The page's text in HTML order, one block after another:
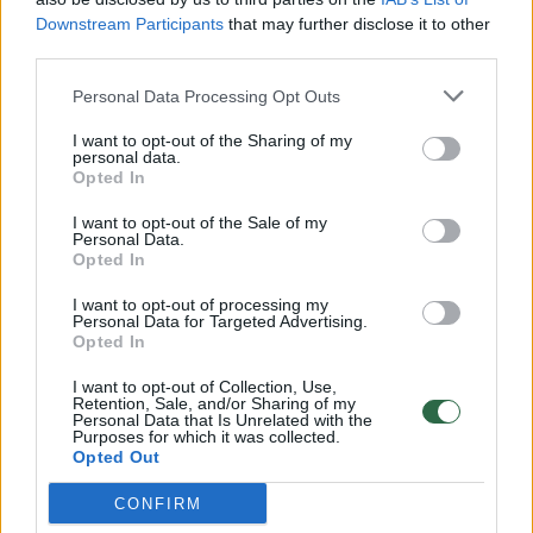
Downstream Participants that may further disclose it to other
Personal Data Processing Opt Outs
I want to opt-out of the Sharing of my
personal data.
Opted In
I want to opt-out of the Sale of my
Personal Data.
Opted In
I want to opt-out of processing my
Personal Data for Targeted Advertising.
Opted In
I want to opt-out of Collection, Use,
Retention, Sale, and/or Sharing of my
Personal Data that Is Unrelated with the
Purposes for which it was collected.
Opted Out
CONFIRM
32 laipsnių šilumos
Žinios | Orai
00:00:59
Nufilmavo, kaip patvino Vilniaus Vakarinis aplinkkelis:
vaizdas pribloškia
Žinios | Lietuvos diena
V. Zalužno pasisakymą laiko bandymu įsitvirtinti
Ukrainos politikoje: jis yra neteisus
Laidos Nauja diena
Visi įrašai